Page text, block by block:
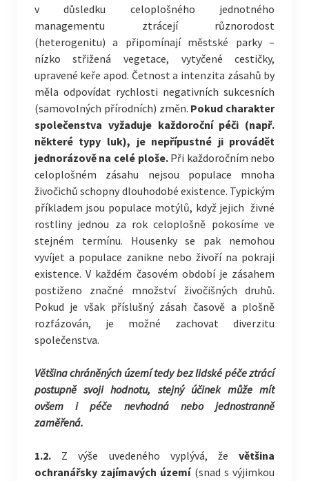
v důsledku celoplošného jednotného
managementu ztrácejí různorodost
(heterogenitu) a připomínají městské parky –
nízko střižená vegetace, vytyčené cestičky,
upravené keře apod. Četnost a intenzita zásahů by
měla odpovídat rychlosti negativních sukcesních
(samovolných přírodních) změn. Pokud charakter
společenstva vyžaduje každoroční péči (např.
některé typy luk), je nepřípustné ji provádět
jednorázově na celé ploše.Při každoročním nebo
celoplošném zásahu nejsou populace mnoha
živočichů schopny dlouhodobé existence. Typickým
příkladem jsou populace motýlů, když jejich živné
rostliny jednou za rok celoplošně pokosíme ve
stejném termínu. Housenky se pak nemohou
vyvíjet a populace zanikne nebo živoří na pokraji
existence. V každém časovém období je zásahem
postiženo značné množství živočišných druhů.
Pokud je však příslušný zásah časově a plošně
rozfázován, je možné zachovat diverzitu
společenstva.
Většina chráněných území tedy bez lidské péče ztrácí
postupně svoji hodnotu, stejný účinek může mít
ovšem i péče nevhodná nebo jednostranně
zaměřená.
1.2.Z výše uvedeného vyplývá, ževětšina
ochranářsky zajímavých území(snad s výjimkou